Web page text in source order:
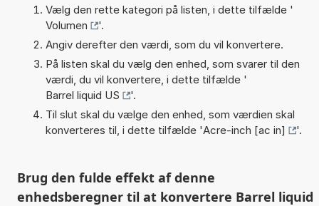
Vælg den rette kategori på listen, i dette tilfælde '
Volumen
'.
Angiv derefter den værdi, som du vil konvertere.
På listen skal du vælg den enhed, som svarer til den
værdi, du vil konvertere, i dette tilfælde '
Barrel liquid US
'.
Til slut skal du vælge den enhed, som værdien skal
konverteres til, i dette tilfælde 'Acre-inch [ac in] '.
Brug den fulde effekt af denne
enhedsberegner til at konvertere Barrel liquid